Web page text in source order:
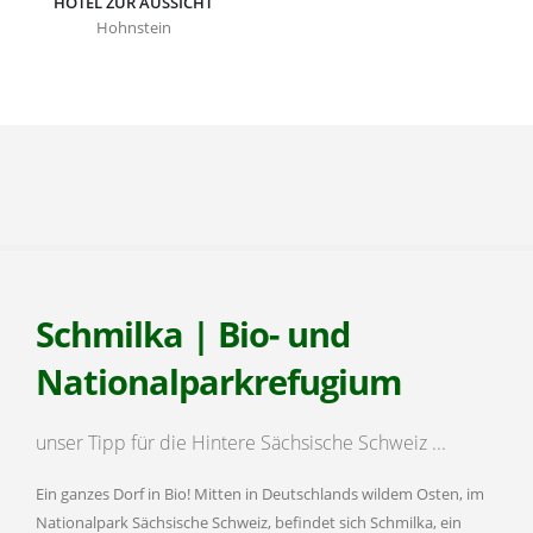
Hohnstein
Schmilka | Bio- und
Nationalparkrefugium
unser Tipp für die Hintere Sächsische Schweiz ...
Ein ganzes Dorf in Bio! Mitten in Deutschlands wildem Osten, im
Nationalpark Sächsische Schweiz, befindet sich Schmilka, ein